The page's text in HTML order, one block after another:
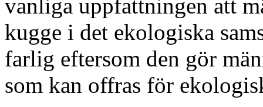
vanliga uppfattningen att
kugge i det ekologiska
farlig eftersom den gör
som kan offras för